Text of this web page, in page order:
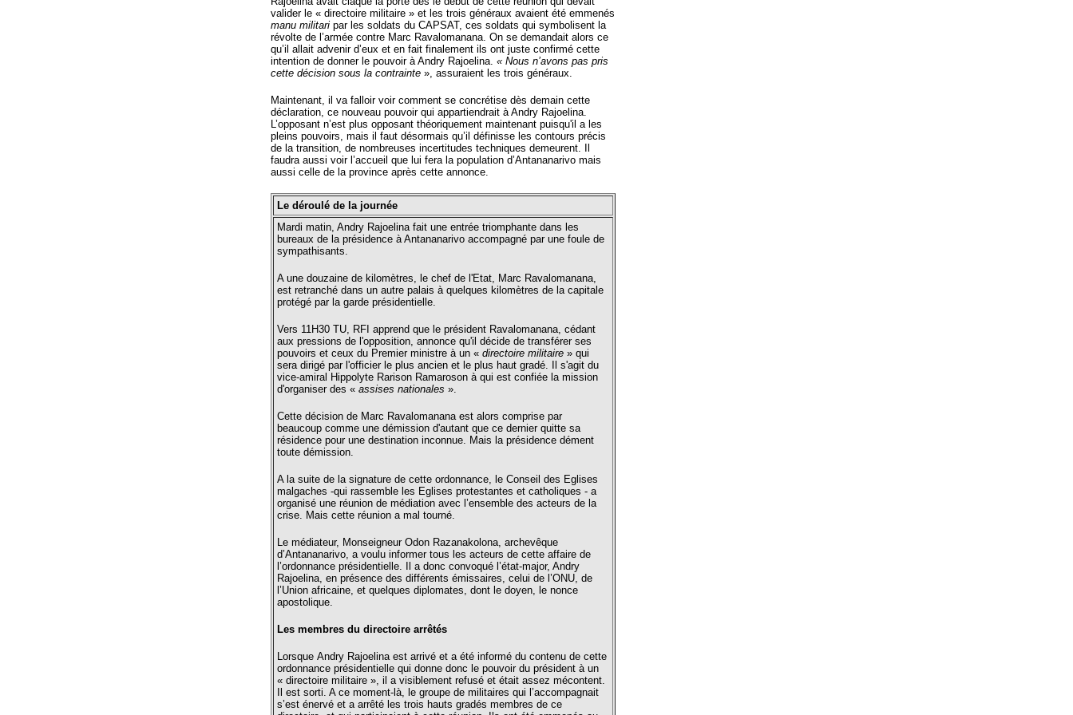
valider le « directoire militaire » et les trois généraux avaient été emmenés
manu militari par les soldats du CAPSAT, ces soldats qui symbolisent la
révolte de l’armée contre Marc Ravalomanana. On se demandait alors ce
qu’il allait advenir d’eux et en fait finalement ils ont juste confirmé cette
intention de donner le pouvoir à Andry Rajoelina. « Nous n’avons pas pris
cette décision sous la contrainte », assuraient les trois généraux.
Maintenant, il va falloir voir comment se concrétise dès demain cette
déclaration, ce nouveau pouvoir qui appartiendrait à Andry Rajoelina.
L’opposant n’est plus opposant théoriquement maintenant puisqu'il a les
pleins pouvoirs, mais il faut désormais qu’il définisse les contours précis
de la transition, de nombreuses incertitudes techniques demeurent. Il
faudra aussi voir l’accueil que lui fera la population d’Antananarivo mais
aussi celle de la province après cette annonce.
Le déroulé de la journée
Mardi matin, Andry Rajoelina fait une entrée triomphante dans les
bureaux de la présidence à Antananarivo accompagné par une foule de
sympathisants.
A une douzaine de kilomètres, le chef de l'Etat, Marc Ravalomanana,
est retranché dans un autre palais à quelques kilomètres de la capitale
protégé par la garde présidentielle.
Vers 11H30 TU, RFI apprend que le président Ravalomanana, cédant
aux pressions de l'opposition, annonce qu'il décide de transférer ses
pouvoirs et ceux du Premier ministre à un « directoire militaire » qui
sera dirigé par l'officier le plus ancien et le plus haut gradé. Il s'agit du
vice-amiral Hippolyte Rarison Ramaroson à qui est confiée la mission
d'organiser des « assises nationales ».
Cette décision de Marc Ravalomanana est alors comprise par
beaucoup comme une démission d'autant que ce dernier quitte sa
résidence pour une destination inconnue. Mais la présidence dément
toute démission.
A la suite de la signature de cette ordonnance, le Conseil des Eglises
malgaches -qui rassemble les Eglises protestantes et catholiques - a
organisé une réunion de médiation avec l’ensemble des acteurs de la
crise. Mais cette réunion a mal tourné.
Le médiateur, Monseigneur Odon Razanakolona, archevêque
d’Antananarivo, a voulu informer tous les acteurs de cette affaire de
l’ordonnance présidentielle. Il a donc convoqué l’état-major, Andry
Rajoelina, en présence des différents émissaires, celui de l’ONU, de
l’Union africaine, et quelques diplomates, dont le doyen, le nonce
apostolique.
Les membres du directoire arrêtés
Lorsque Andry Rajoelina est arrivé et a été informé du contenu de cette
ordonnance présidentielle qui donne donc le pouvoir du président à un
« directoire militaire », il a visiblement refusé et était assez mécontent.
Il est sorti. A ce moment-là, le groupe de militaires qui l’accompagnait
s’est énervé et a arrêté les trois hauts gradés membres de ce